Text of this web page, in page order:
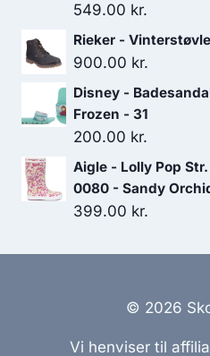
549.00 kr.
Rieker -
900.00 kr.
Disney -
Frozen - 31
200.00 kr.
Aigle - Lolly Pop
0080 - Sandy
399.00 kr.
© 2026
Vi henviser til